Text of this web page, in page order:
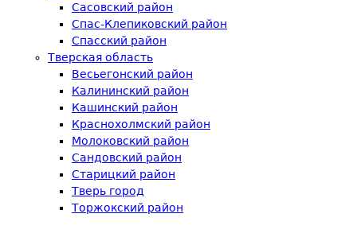
Сасовский район
Спас-Клепиковский район
Спасский район
Тверская область
Весьегонский район
Калининский район
Кашинский район
Краснохолмский район
Молоковский район
Сандовский район
Старицкий район
Тверь город
Торжокский район